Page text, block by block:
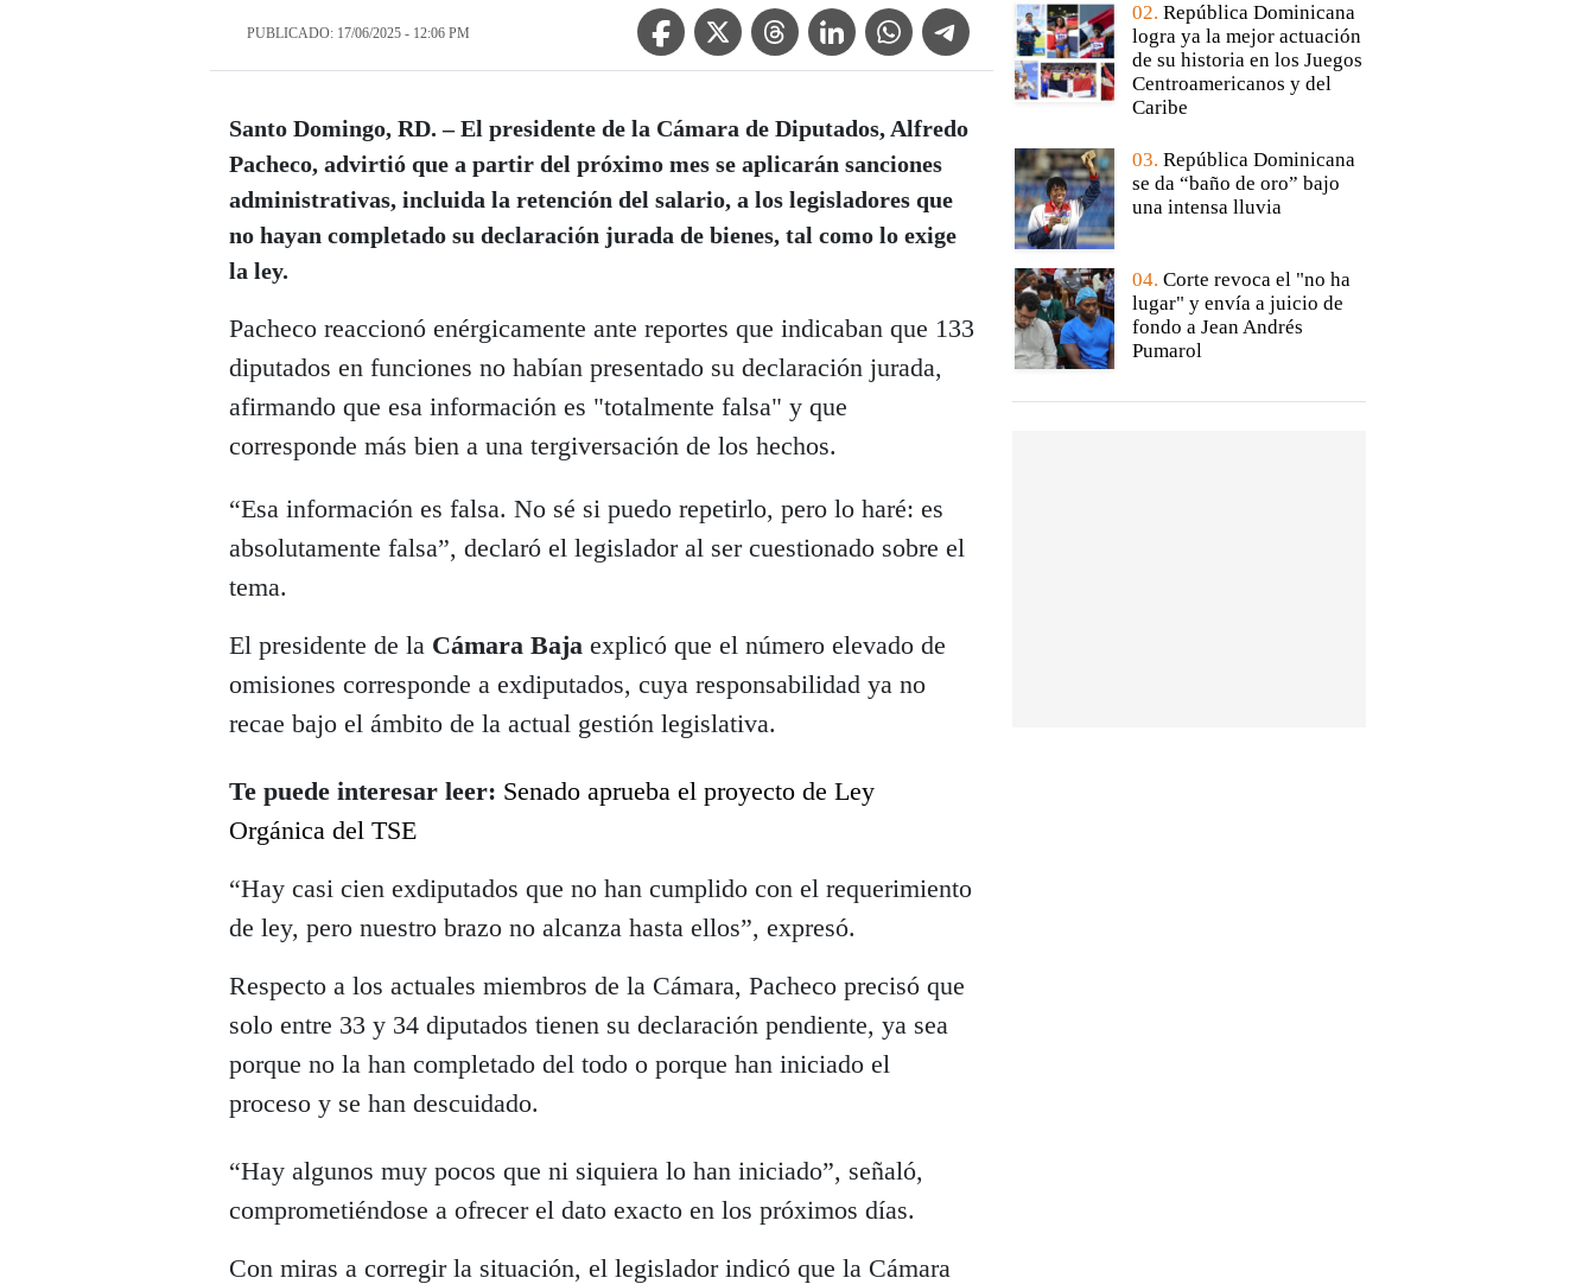
PUBLICADO: 17/06/2025 - 12:06 PM
Facebook IconTwitter IconThreads IconLinkedin IconWhatsApp IconTelegram Icon
Santo Domingo, RD. – El presidente de la Cámara de Diputados, Alfredo
Pacheco, advirtió que a partir del próximo mes se aplicarán sanciones
administrativas, incluida la retención del salario, a los legisladores que
no hayan completado su declaración jurada de bienes, tal como lo exige
la ley.
Pacheco reaccionó enérgicamente ante reportes que indicaban que 133
diputados en funciones no habían presentado su declaración jurada,
afirmando que esa información es "totalmente falsa" y que
corresponde más bien a una tergiversación de los hechos.
“Esa información es falsa. No sé si puedo repetirlo, pero lo haré: es
absolutamente falsa”, declaró el legislador al ser cuestionado sobre el
tema.
El presidente de la Cámara Baja explicó que el número elevado de
omisiones corresponde a exdiputados, cuya responsabilidad ya no
recae bajo el ámbito de la actual gestión legislativa.
Te puede interesar leer: Senado aprueba el proyecto de Ley
Orgánica del TSE
“Hay casi cien exdiputados que no han cumplido con el requerimiento
de ley, pero nuestro brazo no alcanza hasta ellos”, expresó.
Respecto a los actuales miembros de la Cámara, Pacheco precisó que
solo entre 33 y 34 diputados tienen su declaración pendiente, ya sea
porque no la han completado del todo o porque han iniciado el
proceso y se han descuidado.
“Hay algunos muy pocos que ni siquiera lo han iniciado”, señaló,
comprometiéndose a ofrecer el dato exacto en los próximos días.
Con miras a corregir la situación, el legislador indicó que la Cámara
02. República Dominicana
logra ya la mejor actuación
de su historia en los Juegos
Centroamericanos y del
Caribe
03. República Dominicana
se da “baño de oro” bajo
una intensa lluvia
04. Corte revoca el "no ha
lugar" y envía a juicio de
fondo a Jean Andrés
Pumarol